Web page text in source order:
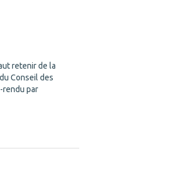
retenir de la
Conseil des
rendu par